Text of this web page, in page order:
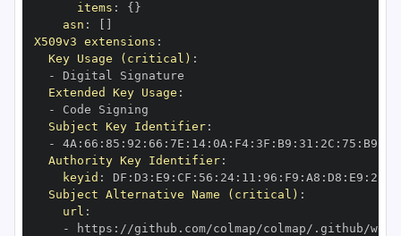
items : { }
asn :
X509v3 extensions :
Key Usage (critical) :
-
Extended Key Usage :
-
Subject Key Identifier:
-
4A : 66 : 85 : 92 : 66 : 7E : 14: 0A : F4: 3F : B9 : 31 : 2C : 75 : B9
Authority Key Identifier:
keyid : DF : D3 : E9 : CF : 56 : 24: 11 : 96 : F9 : A8 : D8 : E9 : 28
Subject Alternative Name (critical) :
url :
-
https : //github.com/colmap/colmap/.github/